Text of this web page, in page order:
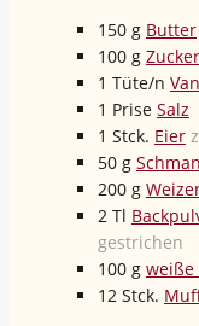
150 g Butter
100 g
1 Tüte/n
1 Prise Salz
1 Stck. Eier
50 g
200 g
2 Tl
gestrichen
100 g weiße
12 Stck.